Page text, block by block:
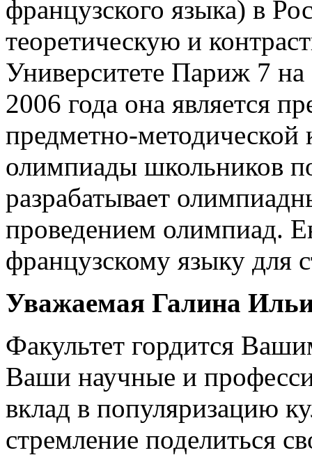
французского языка) в
теоретическую и
Университете Париж 7 на
2006 года она является
предметно-методической
олимпиады школьников
разрабатывает
проведением олимпиад.
французскому языку
Уважаемая Галина
Факультет гордится
Ваши научные и
вклад в популяризацию
стремление поделиться